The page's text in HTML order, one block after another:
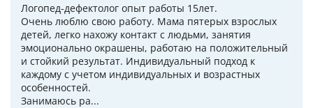
Логопед-дефектолог опыт работы 15лет.
Очень люблю свою работу. Мама пятерых взрослых
детей, легко нахожу контакт с людьми, занятия
эмоционально окрашены, работаю на положительный
и стойкий результат. Индивидуальный подход к
каждому с учетом индивидуальных и возрастных
особенностей.
Занимаюсь ра...